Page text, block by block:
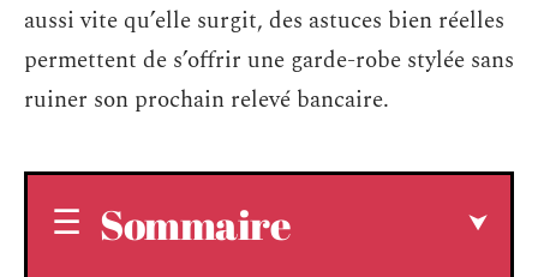
aussi vite qu’elle surgit, des astuces bien réelles
permettent de s’offrir une garde-robe stylée sans
ruiner son prochain relevé bancaire.
Sommaire